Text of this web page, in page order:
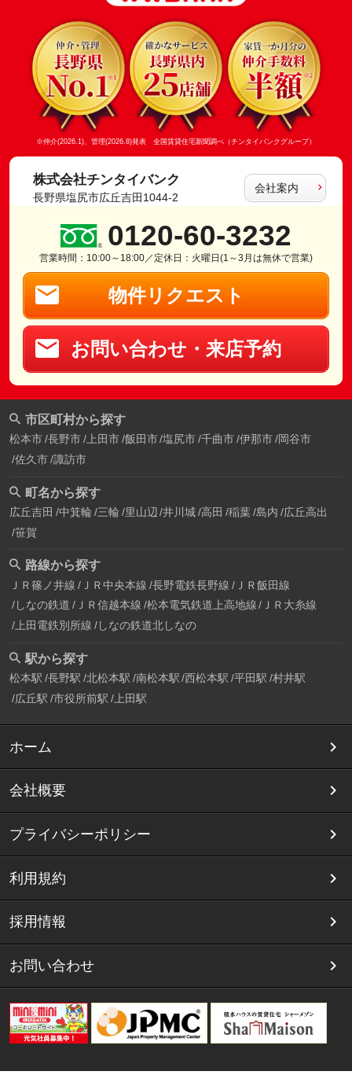
※仲介(2026.1)、管理(2026.8)発表 全国賃貸住宅新聞調べ（チンタイバンクグループ）
株式会社チンタイバンク
長野県塩尻市広丘吉田1044-2
会社案内
0120-60-3232
営業時間：10:00～18:00／定休日：火曜日(1～3月は無休で営業)
物件リクエスト
お問い合わせ・来店予約
市区町村から探す
松本市 長野市 上田市 飯田市 塩尻市 千曲市 伊那市 岡谷市
佐久市 諏訪市
町名から探す
広丘吉田 中箕輪 三輪 里山辺 井川城 高田 稲葉 島内 広丘高出
笹賀
路線から探す
ＪＲ篠ノ井線 ＪＲ中央本線 長野電鉄長野線 ＪＲ飯田線
しなの鉄道 ＪＲ信越本線 松本電気鉄道上高地線
ＪＲ大糸線
上田電鉄別所線 しなの鉄道北しなの
駅から探す
松本駅 長野駅 北松本駅 南松本駅 西松本駅 平田駅 村井駅
広丘駅 市役所前駅 上田駅
ホーム
会社概要
プライバシーポリシー
利用規約
採用情報
お問い合わせ